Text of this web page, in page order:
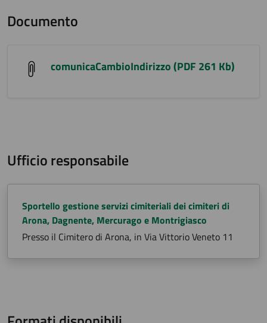
Documento
comunicaCambioIndirizzo (PDF 261 Kb)
Ufficio responsabile
Sportello gestione servizi cimiteriali dei cimiteri di
Arona, Dagnente, Mercurago e Montrigiasco
Presso il Cimitero di Arona, in Via Vittorio Veneto 11